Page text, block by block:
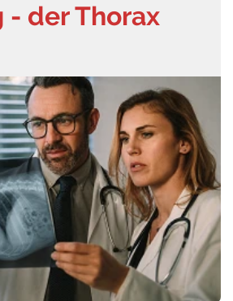
- der Thorax